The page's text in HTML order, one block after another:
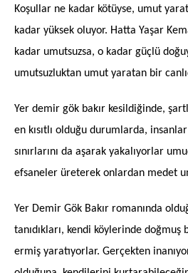
Koşullar ne kadar kötüyse, umut
kadar yüksek oluyor. Hatta Yaşar
kadar umutsuzsa, o kadar güçlü
umutsuzluktan umut yaratan bir
Yer demir gök bakır kesildiğinde,
en kısıtlı olduğu durumlarda, insanlar
sınırlarını da aşarak yakalıyorlar
efsaneler üreterek onlardan medet
Yer Demir Gök Bakır romanında
tanıdıkları, kendi köylerinde
ermiş yaratıyorlar. Gerçekten